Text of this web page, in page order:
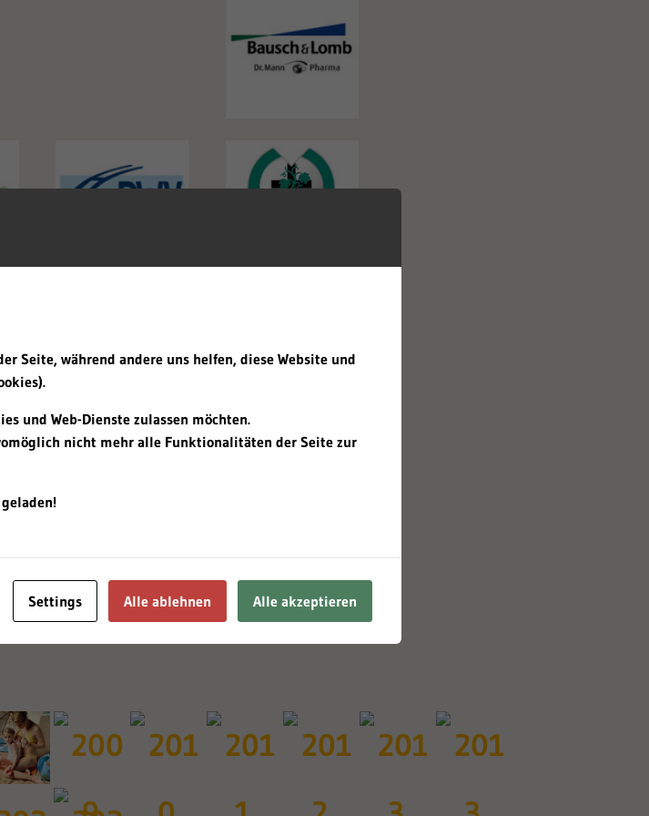
Seite, während andere uns helfen, diese Website und
und Web-Dienste zulassen möchten.
nicht mehr alle Funktionalitäten der Seite zur
Settings Alle ablehnen Alle akzeptieren